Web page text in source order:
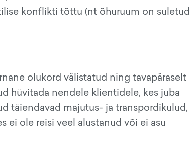
konflikti tõttu (nt õhuruum on suletud
olukord välistatud ning tavapäraselt
hüvitada nendele klientidele, kes juba
täiendavad majutus- ja transpordikulud,
ei ole reisi veel alustanud või ei asu